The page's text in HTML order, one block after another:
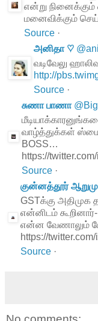
என்று
மனைவிக்கும்
Source ·
அனிதா ♡ @
வடிவேலு
http://
Source ·
சுணா பாணா @
வாழ்த்துக்கள்
BOSS…
https://
Source ·
குன்னத்தூர்
GSTக்கு
என்னிடம்
என்ன வேணாலும்
https://
Source ·